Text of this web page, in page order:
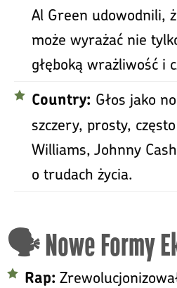
Al Green udowodnili,
może wyrażać nie
głęboką wrażliwość i
Country: Głos jako
szczery, prosty,
Williams, Johnny
o trudach życia.
🗣️ Nowe Formy
Rap: